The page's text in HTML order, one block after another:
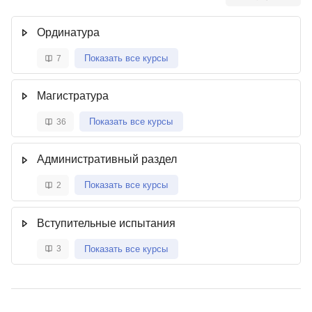
Ординатура
7 Показать все курсы
Магистратура
36 Показать все курсы
Административный раздел
2 Показать все курсы
Вступительные испытания
3 Показать все курсы